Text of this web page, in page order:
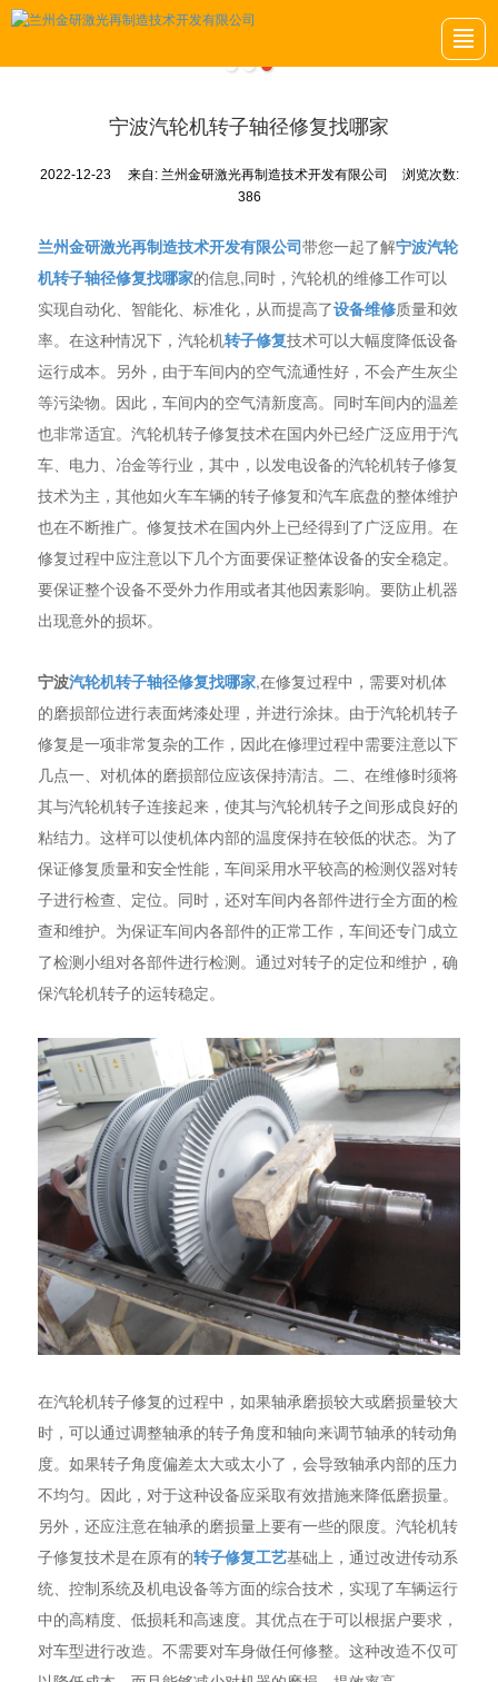
宁波汽轮机转子轴径修复找哪家
2022-12-23 来自: 兰州金研激光再制造技术开发有限公司
浏览次数:
386
兰州金研激光再制造技术开发有限公司带您一起了解宁波汽轮
机转子轴径修复找哪家的信息,同时，汽轮机的维修工作可以
实现自动化、智能化、标准化，从而提高了设备维修质量和效
率。在这种情况下，汽轮机转子修复技术可以大幅度降低设备
运行成本。另外，由于车间内的空气流通性好，不会产生灰尘
等污染物。因此，车间内的空气清新度高。同时车间内的温差
也非常适宜。汽轮机转子修复技术在国内外已经广泛应用于汽
车、电力、冶金等行业，其中，以发电设备的汽轮机转子修复
技术为主，其他如火车车辆的转子修复和汽车底盘的整体维护
也在不断推广。修复技术在国内外上已经得到了广泛应用。在
修复过程中应注意以下几个方面要保证整体设备的安全稳定。
要保证整个设备不受外力作用或者其他因素影响。要防止机器
出现意外的损坏。
宁波汽轮机转子轴径修复找哪家,在修复过程中，需要对机体
的磨损部位进行表面烤漆处理，并进行涂抹。由于汽轮机转子
修复是一项非常复杂的工作，因此在修理过程中需要注意以下
几点一、对机体的磨损部位应该保持清洁。二、在维修时须将
其与汽轮机转子连接起来，使其与汽轮机转子之间形成良好的
粘结力。这样可以使机体内部的温度保持在较低的状态。为了
保证修复质量和安全性能，车间采用水平较高的检测仪器对转
子进行检查、定位。同时，还对车间内各部件进行全方面的检
查和维护。为保证车间内各部件的正常工作，车间还专门成立
了检测小组对各部件进行检测。通过对转子的定位和维护，确
保汽轮机转子的运转稳定。
在汽轮机转子修复的过程中，如果轴承磨损较大或磨损量较大
时，可以通过调整轴承的转子角度和轴向来调节轴承的转动角
度。如果转子角度偏差太大或太小了，会导致轴承内部的压力
不均匀。因此，对于这种设备应采取有效措施来降低磨损量。
另外，还应注意在轴承的磨损量上要有一些的限度。汽轮机转
子修复技术是在原有的转子修复工艺基础上，通过改进传动系
统、控制系统及机电设备等方面的综合技术，实现了车辆运行
中的高精度、低损耗和高速度。其优点在于可以根据户要求，
对车型进行改造。不需要对车身做任何修整。这种改造不仅可